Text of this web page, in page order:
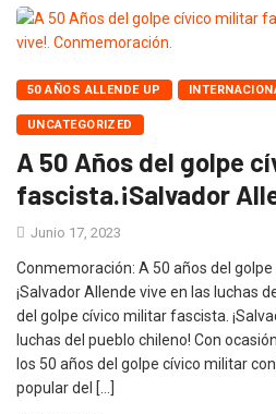
50 AÑOS ALLENDE UP
UNCATEGORIZED
A 50 Años del golpe
fascista.¡Salvador
Junio 17, 2023
Conmemoración: A 50 años del
¡Salvador Allende vive en las luchas
del golpe cívico militar fascista.
luchas del pueblo chileno! Con
los 50 años del golpe cívico militar
popular del […]